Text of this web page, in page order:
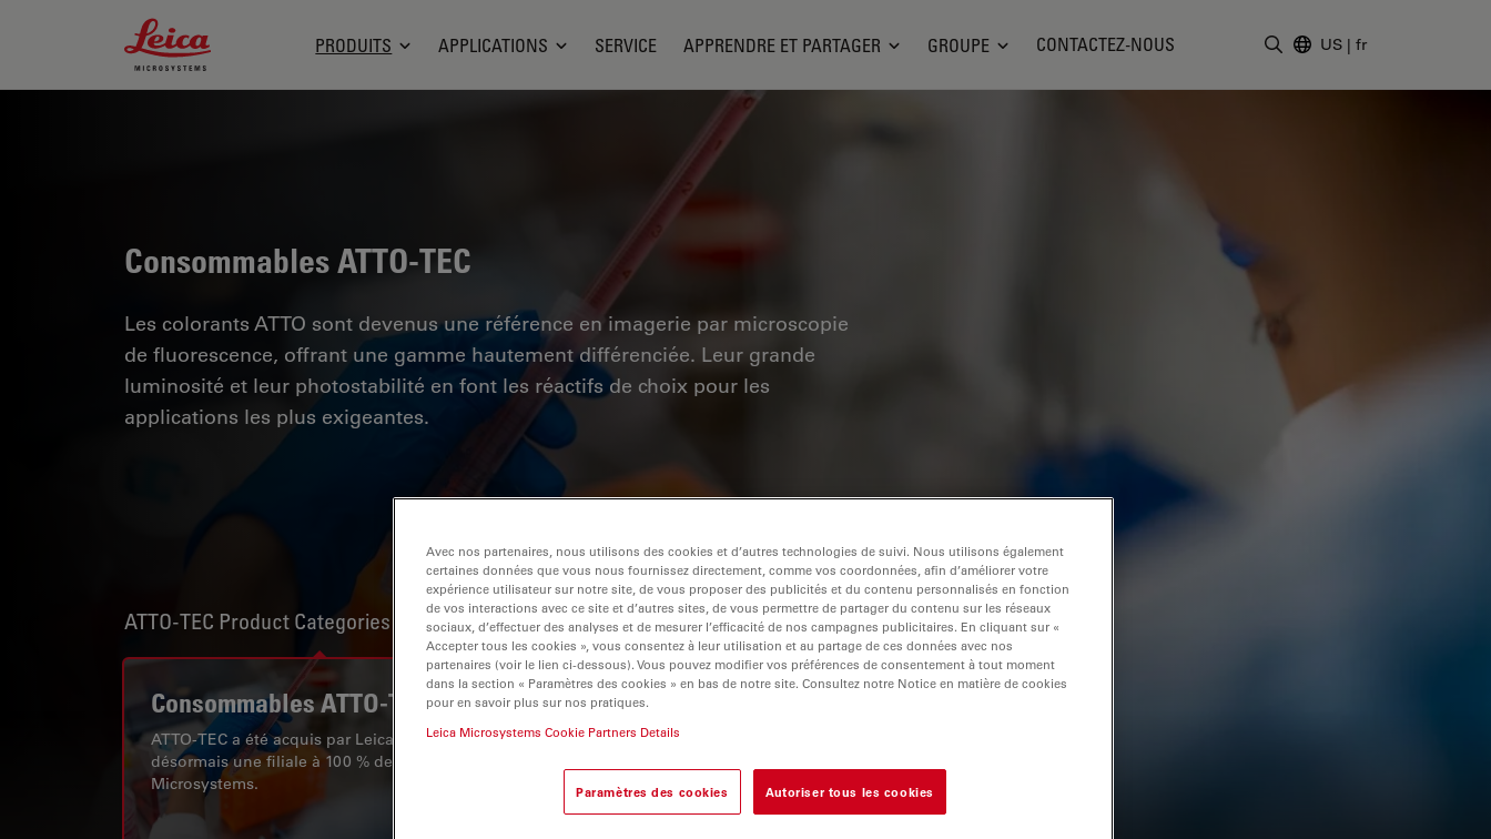
Leica Microsystems Logo
PRODUITS APPLICATIONS SERVICE APPRENDRE ET PARTAGER GROUPE CONTACTEZ-NOUS US | fr
Consommables ATTO-TEC
Les colorants ATTO sont devenus une référence en imagerie par microscopie
de fluorescence, offrant une gamme hautement différenciée. Leur grande
luminosité et leur photostabilité en font les réactifs de choix pour les
applications les plus exigeantes.
ATTO-TEC Product Categories Show subnavigation
Consommables ATTO-TEC
ATTO-TEC a été acquis par Leica en 2024 et est
désormais une filiale à 100 % de Leica
Microsystems.
Marqueur redox
AvecATTO MB2
méthylène.
Avec nos partenaires, nous utilisons des cookies et d’autres technologies de suivi. Nous utilisons également
certaines données que vous nous fournissez directement, comme vos coordonnées, afin d’améliorer votre
expérience utilisateur sur notre site, de vous proposer des publicités et du contenu personnalisés en fonction
de vos interactions avec ce site et d’autres sites, de vous permettre de partager du contenu sur les réseaux
sociaux, d’effectuer des analyses et de mesurer l’efficacité de nos campagnes publicitaires. En cliquant sur «
Accepter tous les cookies », vous consentez à leur utilisation et au partage de ces données avec nos
partenaires (voir le lien ci-dessous). Vous pouvez modifier vos préférences de consentement à tout moment
dans la section « Paramètres des cookies » en bas de notre site. Consultez notre Notice en matière de cookies
pour en savoir plus sur nos pratiques.
Leica Microsystems Cookie Partners Details
Paramètres des cookies Autoriser tous les cookies